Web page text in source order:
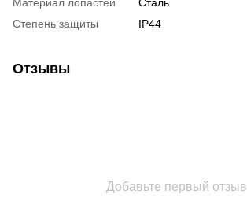
Степень защиты
IP44
Отзывы
Добавьте первый отзыв